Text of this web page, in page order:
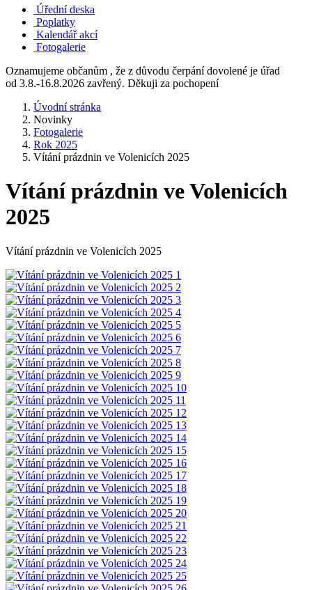
Úřední deska
Poplatky
Kalendář akcí
Fotogalerie
Oznamujeme občanům , že z důvodu čerpání dovolené je úřad
od 3.8.-16.8.2026 zavřený. Děkuji za pochopení
Úvodní stránka
Novinky
Fotogalerie
Rok 2025
Vítání prázdnin ve Volenicích 2025
Vítání prázdnin ve Volenicích
2025
Vítání prázdnin ve Volenicích 2025